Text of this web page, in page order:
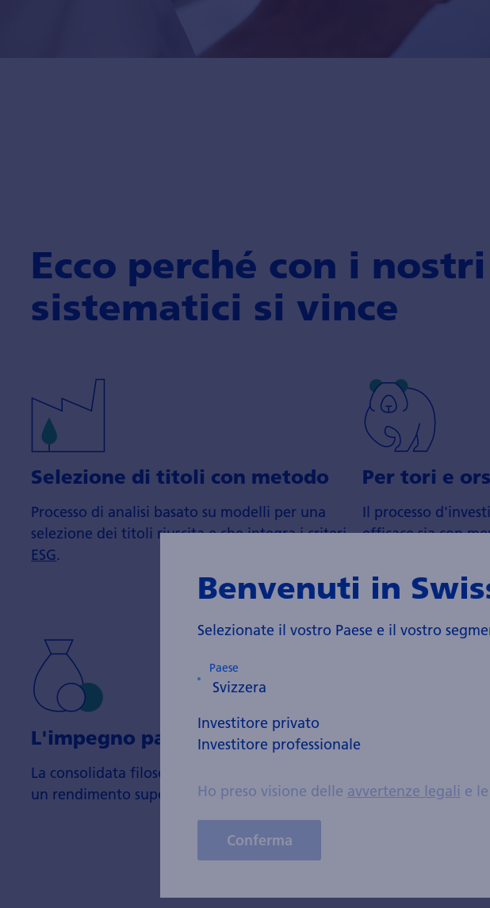
Ecco perché con i
sistematici si vince
Selezione di titoli con metodo
Processo di analisi basato su modelli per una
selezione dei titoli riuscita e che integra icriteri
ESG.
Per tori e
Il processo
efficace sia con
L'impegno paga
La consolidata filosofia d'investimento mira a
un rendimento superiore a quello del mercato.
Benvenuti in
Selezionate il vostro Paese e il vostro
Paese
Investitore privato
Investitore professionale
Ho preso visione delle avvertenze legali e
Conferma